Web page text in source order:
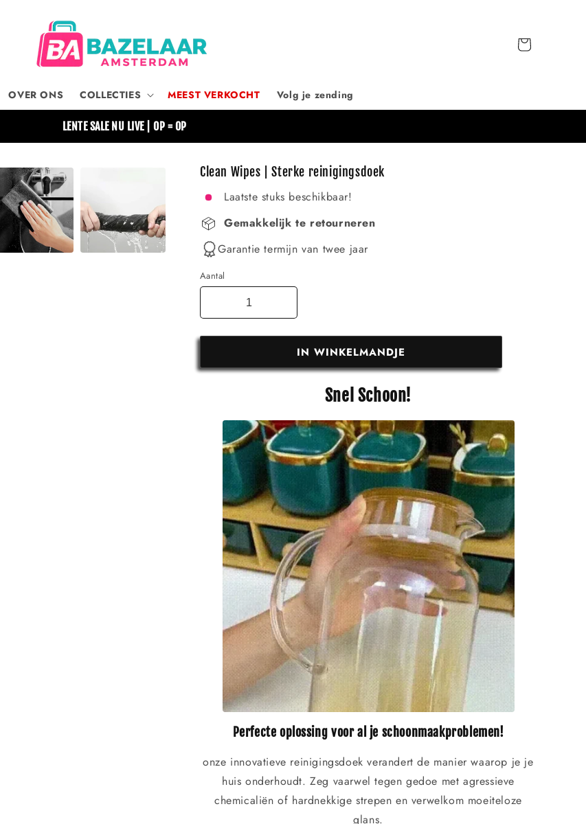
OVER ONS COLLECTIES MEEST VERKOCHT Volg je zending
Winkelwagen
LENTE SALE NU LIVE | OP = OP
Clean Wipes | Sterke reinigingsdoek
Laatste stuks beschikbaar!
Gemakkelijk te retourneren
Garantie termijn van twee jaar
Aantal
IN WINKELMANDJE
Snel Schoon!
Perfecte oplossing voor al je schoonmaakproblemen!
onze innovatieve reinigingsdoek verandert de manier waarop je je
huis onderhoudt. Zeg vaarwel tegen gedoe met agressieve
chemicaliën of hardnekkige strepen en verwelkom moeiteloze
glans.